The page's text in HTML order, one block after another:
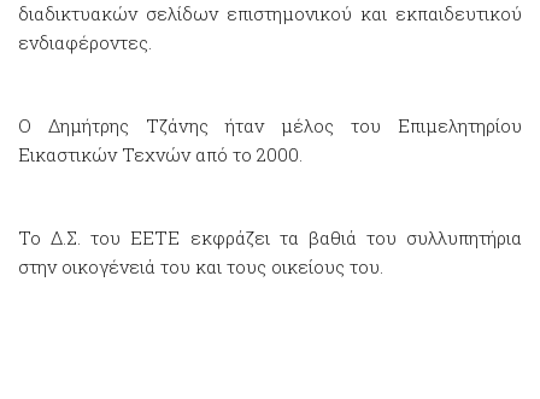
διαδικτυακών σελίδων επιστημονικού και εκπαιδευτικού
ενδιαφέροντες.
Ο Δημήτρης Τζάνης ήταν μέλος του Επιμελητηρίου
Εικαστικών Τεχνών από το 2000.
Το Δ.Σ. του ΕΕΤΕ εκφράζει τα βαθιά του συλλυπητήρια
στην οικογένειά του και τους οικείους του.